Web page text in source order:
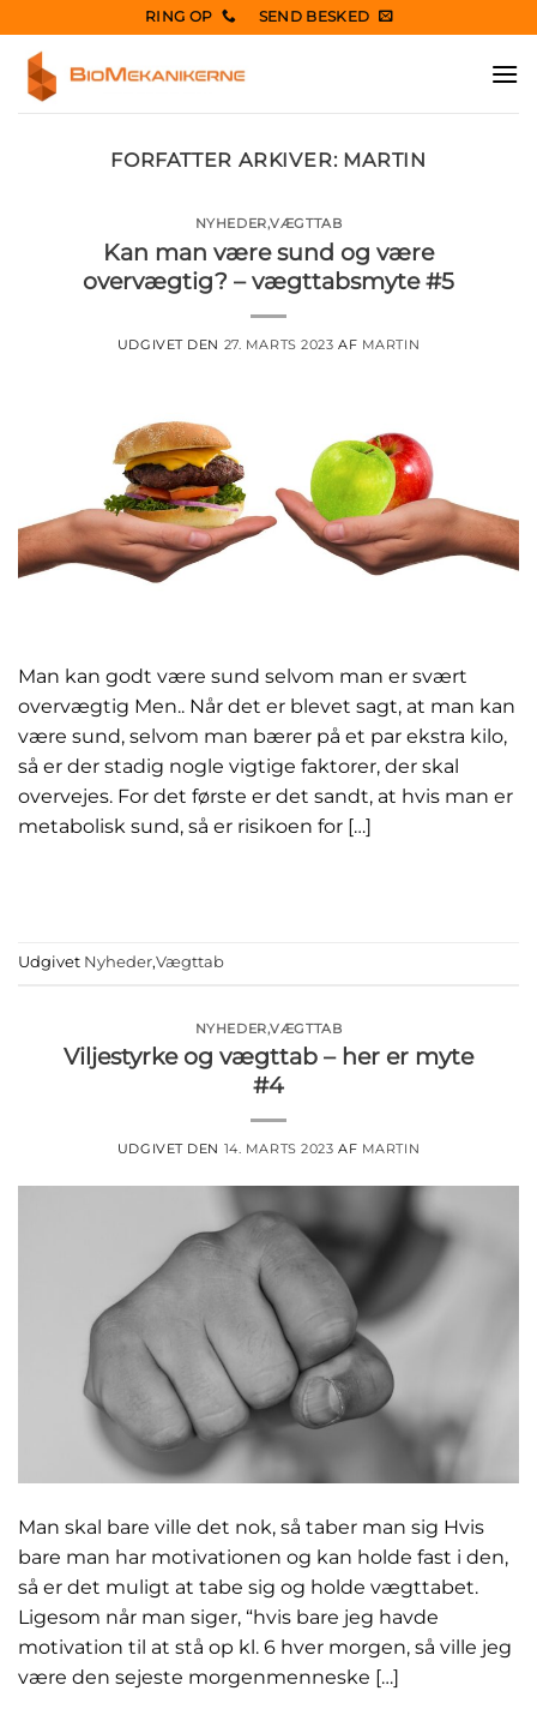
indhold
RING OP SEND BESKED
FORFATTER ARKIVER: MARTIN
NYHEDER,VÆGTTAB
Kan man være sund og være
overvægtig? – vægttabsmyte #5
UDGIVET DEN 27. MARTS 2023 AF MARTIN
Man kan godt være sund selvom man er svært
overvægtig Men.. Når det er blevet sagt, at man kan
være sund, selvom man bærer på et par ekstra kilo,
så er der stadig nogle vigtige faktorer, der skal
overvejes. For det første er det sandt, at hvis man er
metabolisk sund, så er risikoen for […]
Udgivet Nyheder,Vægttab
NYHEDER,VÆGTTAB
Viljestyrke og vægttab – her er myte
#4
UDGIVET DEN 14. MARTS 2023 AF MARTIN
Man skal bare ville det nok, så taber man sig Hvis
bare man har motivationen og kan holde fast i den,
så er det muligt at tabe sig og holde vægttabet.
Ligesom når man siger, “hvis bare jeg havde
motivation til at stå op kl. 6 hver morgen, så ville jeg
være den sejeste morgenmenneske […]